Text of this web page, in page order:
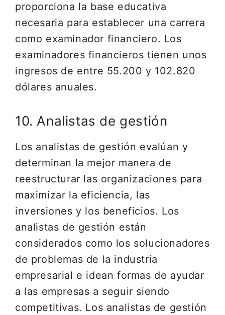
proporciona la base educativa
necesaria para establecer una carrera
como examinador financiero. Los
examinadores financieros tienen unos
ingresos de entre 55.200 y 102.820
dólares anuales.
10. Analistas de gestión
Los analistas de gestión evalúan y
determinan la mejor manera de
reestructurar las organizaciones para
maximizar la eficiencia, las
inversiones y los beneficios. Los
analistas de gestión están
considerados como los solucionadores
de problemas de la industria
empresarial e idean formas de ayudar
a las empresas a seguir siendo
competitivas. Los analistas de gestión